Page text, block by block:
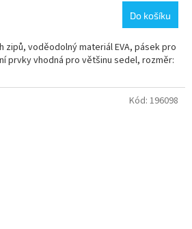
Do košíku
zipů, voděodolný materiál EVA, pásek pro
prvky vhodná pro většinu sedel, rozměr:
Kód: 196098